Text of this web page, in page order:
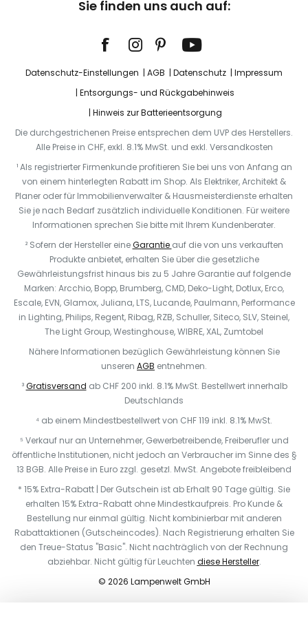
Sie finden uns auch auf:
Datenschutz-Einstellungen AGB Datenschutz
Impressum
Entsorgungs- und Rückgabehinweis
Hinweis zur Batterieentsorgung
Die durchgestrichenen Preise entsprechen dem UVP des Herstellers.
Alle Preise in CHF, exkl. 8.1% MwSt. und exkl. Versandkosten
¹ Als registrierter Firmenkunde profitieren Sie bei uns von Anfang an
von einem hinterlegten Rabatt im Shop. Als Elektriker, Architekt &
Planer oder für Immobilienverwalter & Hausmeisterdienste erhalten
Sie je nach Bedarf zusätzlich individuelle Konditionen. Für weitere
Informationen sprechen Sie bitte mit Ihrem Kundenberater.
² Sofern der Hersteller eineGarantie auf die von uns verkauften
Produkte anbietet, erhalten Sie über die gesetzliche
Gewährleistungsfrist hinaus bis zu 5 Jahre Garantie auf folgende
Marken: Arcchio, Bopp, Brumberg, CMD, Deko-Light, Dotlux, Erco,
Escale, EVN, Glamox, Juliana, LTS, Lucande, Paulmann, Performance
in Lighting, Philips, Regent, Ribag, RZB, Schuller, Siteco, SLV, Steinel,
The Light Group, Westinghouse, WIBRE, XAL, Zumtobel
Nähere Informationen bezüglich Gewährleistung können Sie
unseren AGB entnehmen.
³Gratisversand ab CHF 200 inkl. 8.1% MwSt. Bestellwert innerhalb
Deutschlands
⁴ ab einem Mindestbestellwert von CHF 119 inkl. 8.1% MwSt.
⁵ Verkauf nur an Unternehmer, Gewerbetreibende, Freiberufler und
öffentliche Institutionen, nicht jedoch an Verbraucher im Sinne des §
13 BGB. Alle Preise in Euro zzgl. gesetzl. MwSt. Angebote freibleibend
* 15% Extra-Rabatt | Der Gutschein ist ab Erhalt 90 Tage gültig. Sie
erhalten 15% Extra-Rabatt ohne Mindestkaufpreis. Pro Kunde &
Bestellung nur einmal gültig. Nicht kombinierbar mit anderen
Rabattaktionen (Gutscheincodes). Nach Registrierung erhalten Sie
den Treue-Status "Basic". Nicht nachträglich von der Rechnung
abziehbar. Nicht gültig für Leuchten diese Hersteller.
© 2026 Lampenwelt GmbH